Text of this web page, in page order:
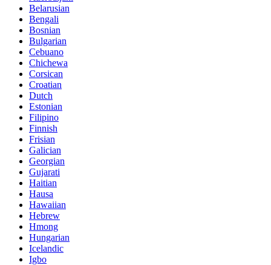
Belarusian
Bengali
Bosnian
Bulgarian
Cebuano
Chichewa
Corsican
Croatian
Dutch
Estonian
Filipino
Finnish
Frisian
Galician
Georgian
Gujarati
Haitian
Hausa
Hawaiian
Hebrew
Hmong
Hungarian
Icelandic
Igbo